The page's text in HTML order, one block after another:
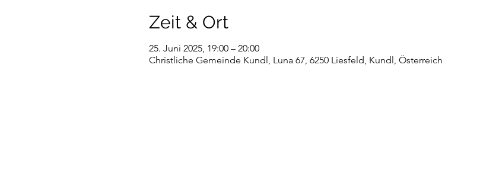
Zeit & Ort
25. Juni 2025, 19:00 – 20:00
Christliche Gemeinde Kundl, Luna 67, 6250 Liesfeld, Kundl, Österreich